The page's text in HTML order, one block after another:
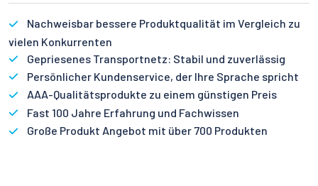
Nachweisbar bessere Produktqualität im Vergleich zu
vielen Konkurrenten
Gepriesenes Transportnetz: Stabil und zuverlässig
Persönlicher Kundenservice, der Ihre Sprache spricht
AAA-Qualitätsprodukte zu einem günstigen Preis
Fast 100 Jahre Erfahrung und Fachwissen
Große Produkt Angebot mit über 700 Produkten